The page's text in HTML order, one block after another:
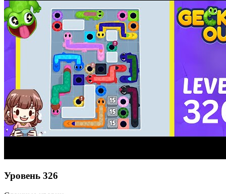
Уровень 326